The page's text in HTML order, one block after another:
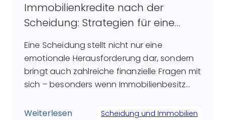
Verbindungen endgültig […]
Immobilienkredite nach der
Scheidung: Strategien für eine
Eine Scheidung stellt nicht nur eine
emotionale Herausforderung dar, sondern
bringt auch zahlreiche finanzielle Fragen mit
sich – besonders wenn Immobilienbesitz
betroffen sind. Immobilienkredite sind in der
Weiterlesen Scheidung und Immobilien